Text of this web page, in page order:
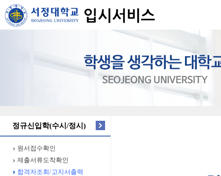
정규신입학(수시/정시)
원서접수확인
제출서류도착확인
합격자조회/고지서출력